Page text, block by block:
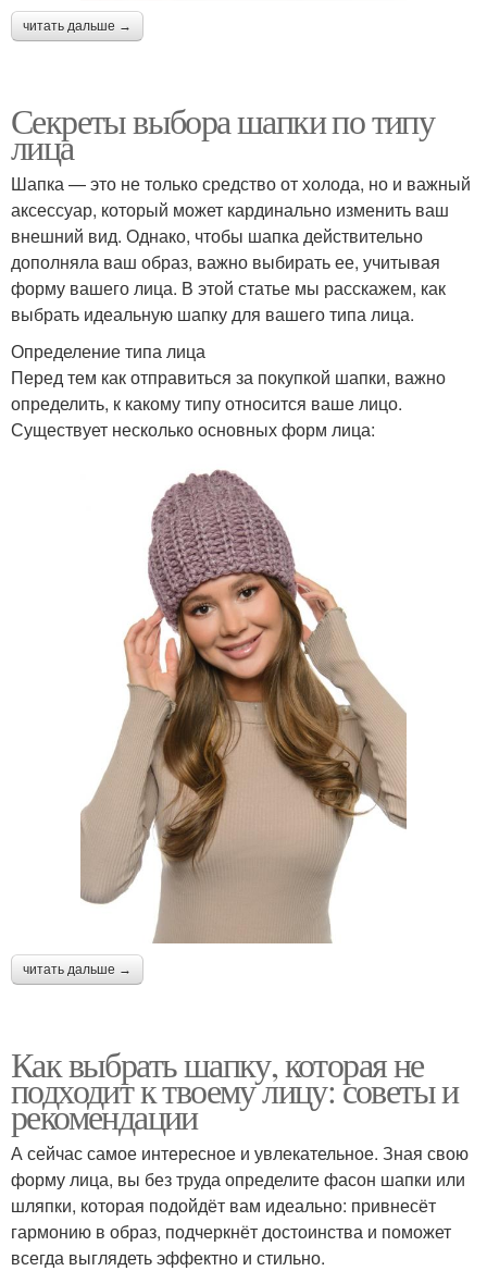
читать дальше →
Секреты выбора шапки по типу
лица
Шапка — это не только средство от холода, но и важный
аксессуар, который может кардинально изменить ваш
внешний вид. Однако, чтобы шапка действительно
дополняла ваш образ, важно выбирать ее, учитывая
форму вашего лица. В этой статье мы расскажем, как
выбрать идеальную шапку для вашего типа лица.
Определение типа лица
Перед тем как отправиться за покупкой шапки, важно
определить, к какому типу относится ваше лицо.
Существует несколько основных форм лица:
читать дальше →
Как выбрать шапку, которая не
подходит к твоему лицу: советы и
рекомендации
А сейчас самое интересное и увлекательное. Зная свою
форму лица, вы без труда определите фасон шапки или
шляпки, которая подойдёт вам идеально: привнесёт
гармонию в образ, подчеркнёт достоинства и поможет
всегда выглядеть эффектно и стильно.